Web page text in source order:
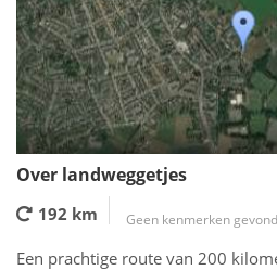
Over landweggetjes
192 km Geen kenmerken
Een prachtige route van 200